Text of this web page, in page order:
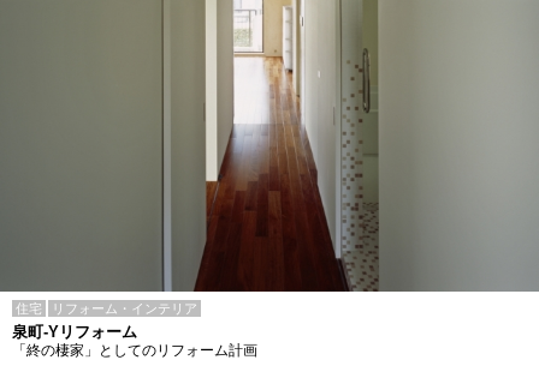
住宅 リフォーム・インテリア
泉町-Yリフォーム
「終の棲家」としてのリフォーム計画